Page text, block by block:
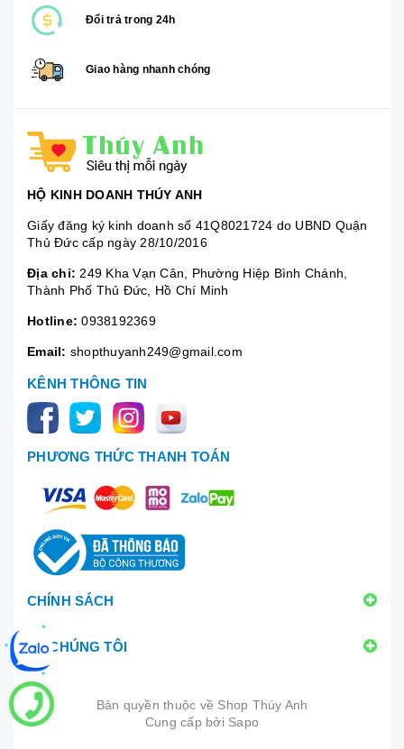
Đổi trả trong 24h
Giao hàng nhanh chóng
HỘ KINH DOANH THÚY ANH
Giấy đăng ký kinh doanh số 41Q8021724 do UBND Quận
Thủ Đức cấp ngày 28/10/2016
Địa chỉ: 249 Kha Vạn Cân, Phường Hiệp Bình Chánh,
Thành Phố Thủ Đức, Hồ Chí Minh
Hotline: 0938192369
Email: shopthuyanh249@gmail.com
KÊNH THÔNG TIN
PHƯƠNG THỨC THANH TOÁN
CHÍNH SÁCH
VỀ CHÚNG TÔI
Bản quyền thuộc về Shop Thúy Anh
|
Cung cấp bởi Sapo